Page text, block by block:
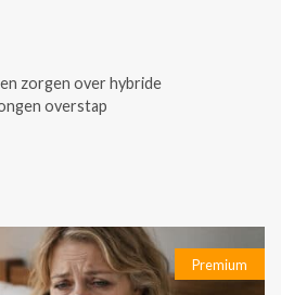
zorgen over hybride
overstap
Premium